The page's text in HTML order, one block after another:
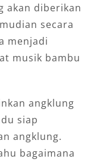
akan diberikan
secara
menjadi
musik bambu
angklung
siap
angklung.
bagaimana